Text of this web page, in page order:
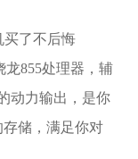
龙855处理器，辅
动力输出，是你
储，满足你对